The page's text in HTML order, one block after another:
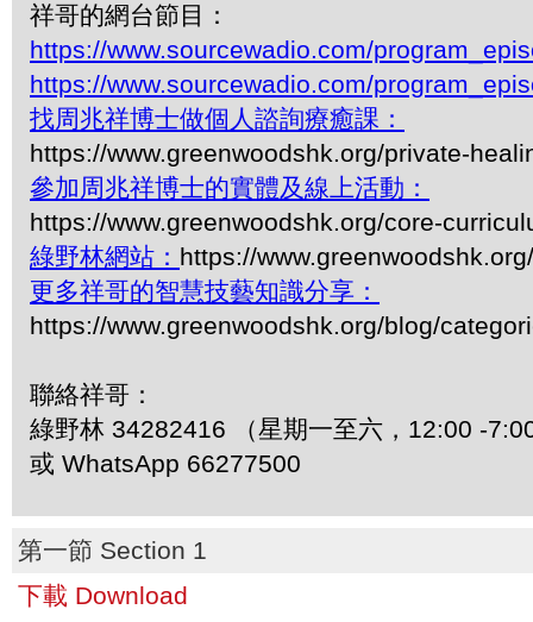
祥哥的網台節目：
https://www.sourcewadio.com/
https://www.sourcewadio.com/
找周兆祥博士做個人諮詢療癒課：
https://www.greenwoodshk.org/private-
參加周兆祥博士的實體及線上活動：
https://www.greenwoodshk.org/core-
綠野林網站： https://www.greenwoodshk.org/
更多祥哥的智慧技藝知識分享：
https://www.greenwoodshk.org/blog/
聯絡祥哥：
綠野林 34282416 （星期一至六，12:00 -
或 WhatsApp 66277500
第一節 Section 1
下載 Download